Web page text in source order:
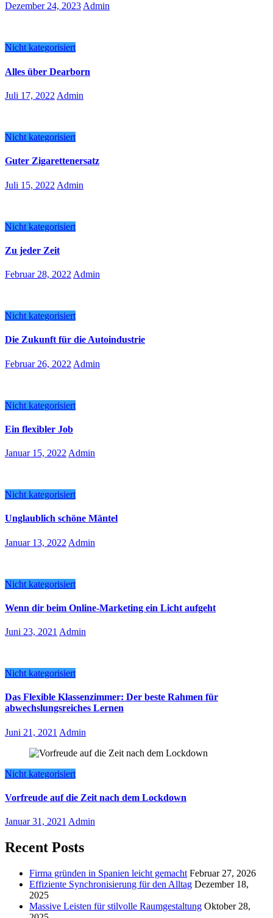
Dezember 24, 2023Admin
Nicht kategorisiert
Alles über Dearborn
Juli 17, 2022 Admin
Nicht kategorisiert
Guter Zigarettenersatz
Juli 15, 2022 Admin
Nicht kategorisiert
Zu jeder Zeit
Februar 28, 2022 Admin
Nicht kategorisiert
Die Zukunft für die Autoindustrie
Februar 26, 2022 Admin
Nicht kategorisiert
Ein flexibler Job
Januar 15, 2022 Admin
Nicht kategorisiert
Unglaublich schöne Mäntel
Januar 13, 2022 Admin
Nicht kategorisiert
Wenn dir beim Online-Marketing ein Licht aufgeht
Juni 23, 2021 Admin
Nicht kategorisiert
Das Flexible Klassenzimmer: Der beste Rahmen für
abwechslungsreiches Lernen
Juni 21, 2021 Admin
Nicht kategorisiert
Vorfreude auf die Zeit nach dem Lockdown
Januar 31, 2021 Admin
Recent Posts
Firma gründen in Spanien leicht gemacht Februar 27, 2026
Effiziente Synchronisierung für den Alltag Dezember 18,
2025
Massive Leisten für stilvolle Raumgestaltung Oktober 28,